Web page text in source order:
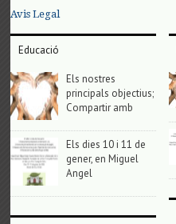
Avis Legal
Educació
Els nostres
principals objectius;
Compartir amb
Els dies 10 i 11 de
gener, en Miguel
Angel